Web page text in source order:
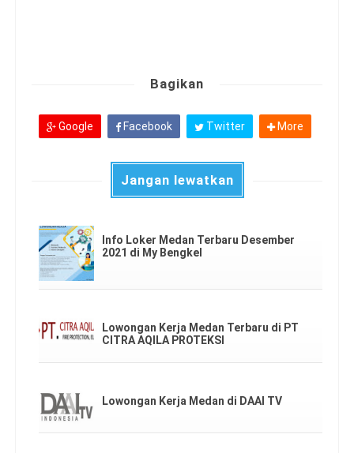
Bagikan
Google Facebook Twitter More
Jangan lewatkan
Info Loker Medan Terbaru Desember
2021 di My Bengkel
Lowongan Kerja Medan Terbaru di PT
CITRA AQILA PROTEKSI
Lowongan Kerja Medan di DAAI TV